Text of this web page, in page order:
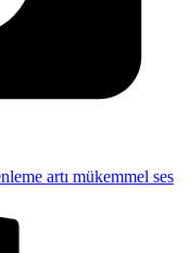
artı mükemmel ses